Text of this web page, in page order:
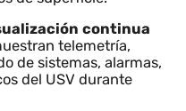
completa de
y vídeo en tiempo